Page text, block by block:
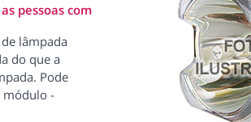
pessoas com
lâmpada
do que a
Pode
módulo -